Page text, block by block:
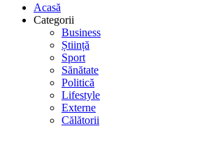
Acasă
Categorii
Business
Știință
Sport
Sănătate
Politică
Lifestyle
Externe
Călătorii